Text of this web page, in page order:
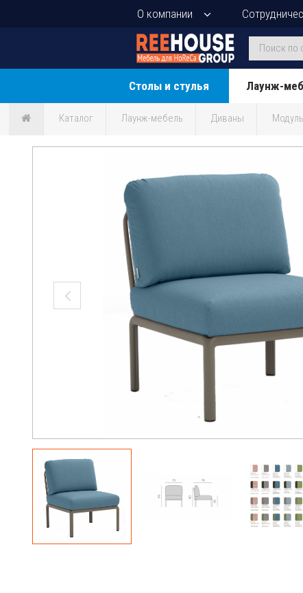
О компании
Столы и стулья Лаунж-
Каталог Лаунж-мебель Диваны